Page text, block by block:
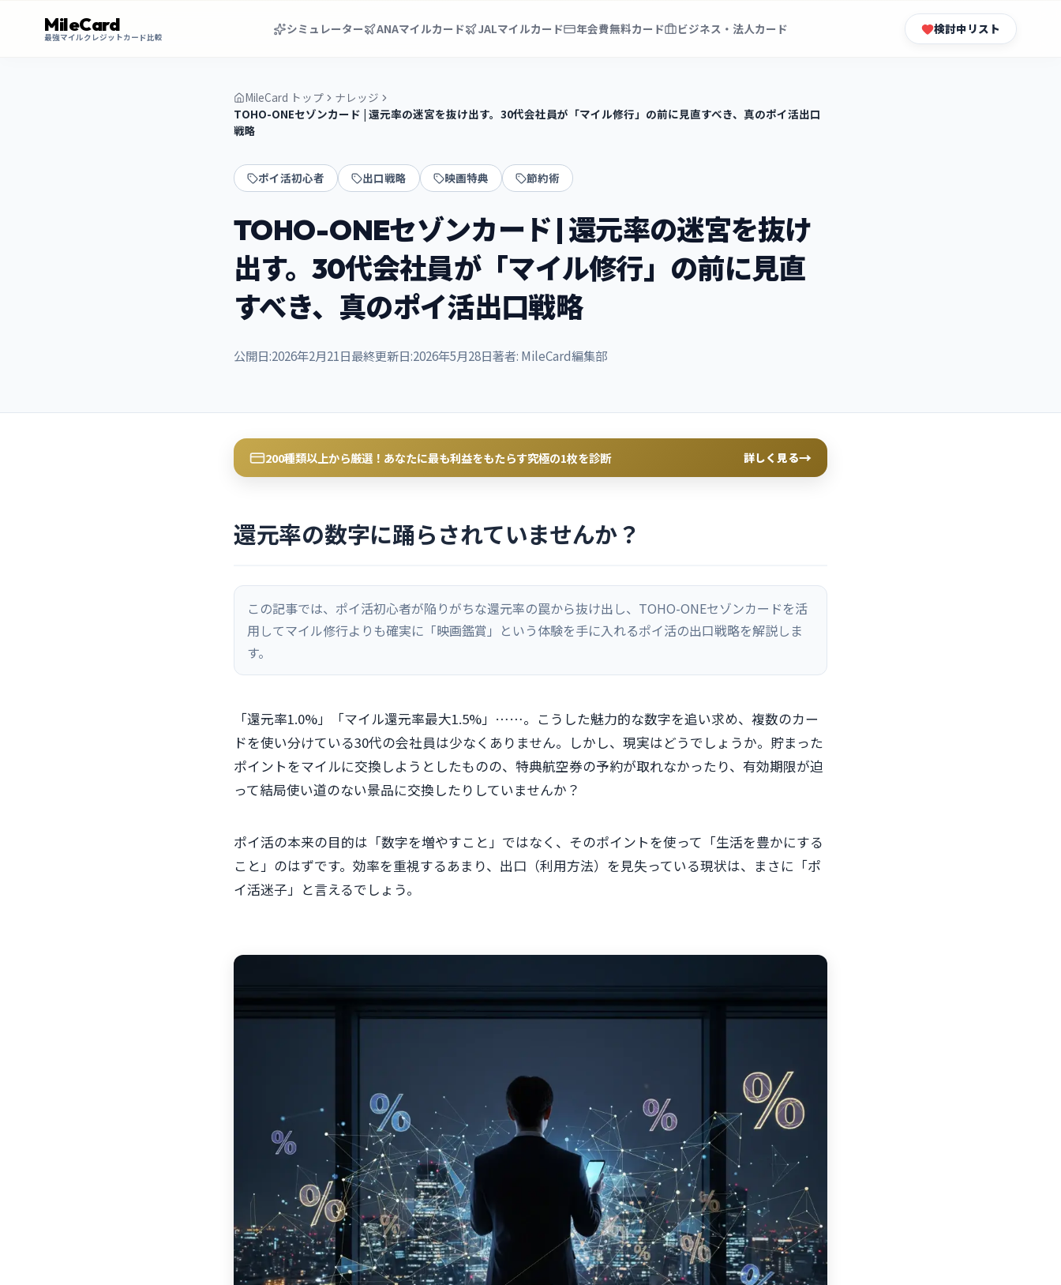
MileCard
最強マイルクレジットカード比較
シミュレーター ANAマイルカード JALマイルカード 年会費無料カード ビジネス・法人カード 検討中リスト
MileCard トップ
ナレッジ
TOHO-ONEセゾンカード | 還元率の迷宮を抜け出す。30代会社員が「マイル修行」の前に見直すべき、真のポイ活出口
戦略
ポイ活初心者 出口戦略 映画特典 節約術
TOHO-ONEセゾンカード | 還元率の迷宮を抜け
出す。30代会社員が「マイル修行」の前に見直
すべき、真のポイ活出口戦略
公開日:2026年2月21日最終更新日:2026年5月28日著者: MileCard編集部
200種類以上から厳選！あなたに最も利益をもたらす究極の1枚を診断 詳しく見る→
還元率の数字に踊らされていませんか？
この記事では、ポイ活初心者が陥りがちな還元率の罠から抜け出し、TOHO-ONEセゾンカードを活
用してマイル修行よりも確実に「映画鑑賞」という体験を手に入れるポイ活の出口戦略を解説しま
す。
「還元率1.0%」「マイル還元率最大1.5%」……。こうした魅力的な数字を追い求め、複数のカー
ドを使い分けている30代の会社員は少なくありません。しかし、現実はどうでしょうか。貯まった
ポイントをマイルに交換しようとしたものの、特典航空券の予約が取れなかったり、有効期限が迫
って結局使い道のない景品に交換したりしていませんか？
ポイ活の本来の目的は「数字を増やすこと」ではなく、そのポイントを使って「生活を豊かにする
こと」のはずです。効率を重視するあまり、出口（利用方法）を見失っている現状は、まさに「ポ
イ活迷子」と言えるでしょう。